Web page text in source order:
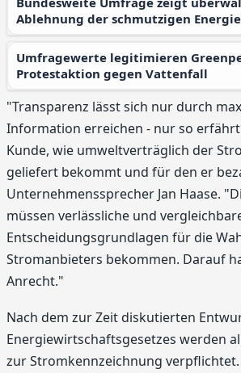
Ablehnung der schmutzigen Energie
Umfragewerte legitimieren Greenpeace-
Protestaktion gegen Vattenfall
"Transparenz lässt sich nur durch
Information erreichen - nur so
Kunde, wie umweltverträglich der
geliefert bekommt und für den er
Unternehmenssprecher Jan Haase.
müssen verlässliche und
Entscheidungsgrundlagen für die
Stromanbieters bekommen. Darauf
Anrecht."
Nach dem zur Zeit diskutierten
Energiewirtschaftsgesetzes werden
zur Stromkennzeichnung